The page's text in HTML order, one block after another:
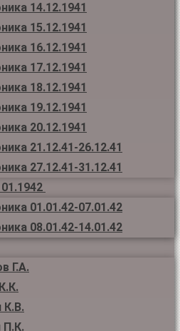
14.12.1941
15.12.1941
16.12.1941
17.12.1941
18.12.1941
19.12.1941
20.12.1941
21.12.41-26.12.41
27.12.41-31.12.41
01.01.42-07.01.42
08.01.42-14.01.42
Г.А.
К.В.
П.К.